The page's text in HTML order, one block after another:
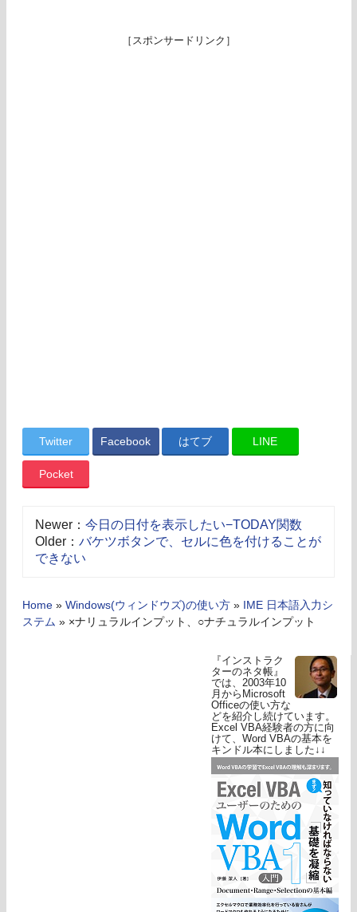
［スポンサードリンク］
Twitter Facebook はてブ LINE
Pocket
Newer： 今日の日付を表示したい−TODAY関数
Older： バケツボタンで、セルに色を付けることが
できない
Home » Windows(ウィンドウズ)の使い方 »
IME 日本語入力シ
ステム » ×ナリュラルインプット、○ナチュラルインプット
『インストラク
ターのネタ帳』
では、2003年10
月からMicrosoft
Officeの使い方な
どを紹介し続けています。
Excel VBA経験者の方に向
けて、Word VBAの基本を
キンドル本にしました↓↓